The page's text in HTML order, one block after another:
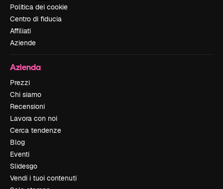
Politica dei cookie
Centro di fiducia
Affiliati
Aziende
Azienda
Prezzi
Chi siamo
Recensioni
Lavora con noi
Cerca tendenze
Blog
Eventi
Slidesgo
Vendi i tuoi contenuti